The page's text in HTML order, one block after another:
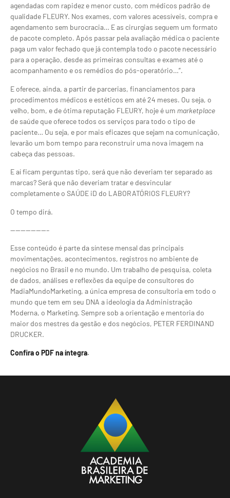
agendadas com rapidez e menor custo, com médicos padrão de
qualidade FLEURY. Nos exames, com valores acessíveis, compra e
agendamento sem burocracia… E as cirurgias seguem um formato
de pacote completo. Após passar pela avaliação médica o paciente
paga um valor fechado que já contempla todo o pacote necessário
para a operação, desde as primeiras consultas e exames até o
acompanhamento e os remédios do pós-operatório…”.
E oferece, ainda, a partir de parcerias, financiamentos para
procedimentos médicos e estéticos em até 24 meses. Ou seja, o
velho, bom, e de ótima reputação FLEURY, hoje é um marketplace
de saúde que oferece todos os serviços para todo o tipo de
paciente… Ou seja, e por mais eficazes que sejam na comunicação,
levarão um bom tempo para reconstruir uma nova imagem na
cabeça das pessoas.
E aí ficam perguntas tipo, será que não deveriam ter separado as
marcas? Será que não deveriam tratar e desvincular
completamente o SAÚDE iD do LABORATÓRIOS FLEURY?
O tempo dirá.
———————–
Esse conteúdo é parte da síntese mensal das principais
movimentações, acontecimentos, registros no ambiente de
negócios no Brasil e no mundo. Um trabalho de pesquisa, coleta
de dados, análises e reflexões da equipe de consultores do
MadiaMundoMarketing, a única empresa de consultoria em todo o
mundo que tem em seu DNA a ideologia da Administração
Moderna, o Marketing. Sempre sob a orientação e mentoria do
maior dos mestres da gestão e dos negócios, PETER FERDINAND
DRUCKER.
Confira o PDF na íntegra.